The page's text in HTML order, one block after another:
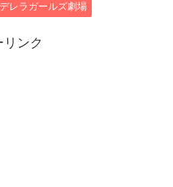
レラガールズ劇場
リンク